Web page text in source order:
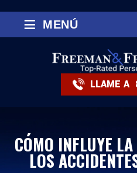
LLAME A
≡ MENÚ
CÓMO INFLUYE
LOS